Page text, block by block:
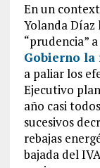
En un
Yolanda Díaz
“prudencia”
Gobierno la
a paliar los
Ejecutivo
año casi
sucesivos
rebajas
bajada del